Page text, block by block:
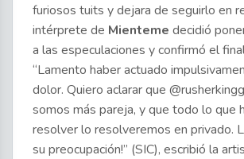
furiosos tuits y dejara de seguirlo en
intérprete de Mienteme decidió
a las especulaciones y confirmó el
“Lamento haber actuado
dolor. Quiero aclarar que
somos más pareja, y que todo lo que
resolver lo resolveremos en privado.
su preocupación!” (SIC), escribió la